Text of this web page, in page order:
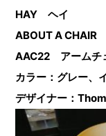
HAY ヘイ
ABOUT A CHAIR
AAC22 アームチ
カラー：グレー、
デザイナー：